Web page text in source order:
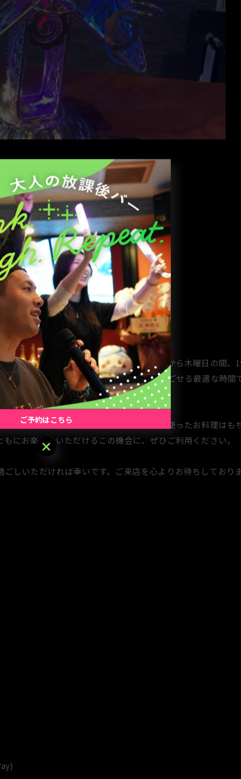
ピーアワー】を提供しています。月曜日から木曜日の間、
しています。この時間帯はゆったりと過ごせる最適な時間
のをお選びいただけます。新鮮な素材を使ったお料理はも
にお楽しみいただけるこの機会に、ぜひご利用ください。
しいただければ幸いです。ご来店を心よりお待ちしておりま
ご予約はこちら
ご予約はこちら